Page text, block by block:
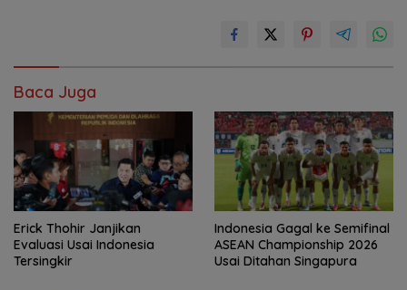
Baca Juga
Erick Thohir Janjikan
Evaluasi Usai Indonesia
Tersingkir
Indonesia Gagal ke Semifinal
ASEAN Championship 2026
Usai Ditahan Singapura